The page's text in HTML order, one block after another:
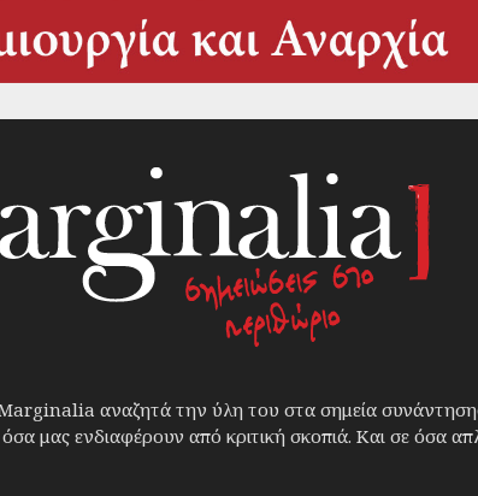
αναζητά την ύλη του στα σημεία συνάντησης
μας ενδιαφέρουν από κριτική σκοπιά. Και σε όσα